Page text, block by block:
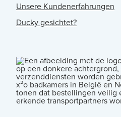
Unsere Kundenerfahrungen
Ducky gesichtet?